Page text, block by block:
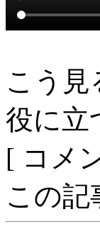
こう
役に立
[ コメ
この記